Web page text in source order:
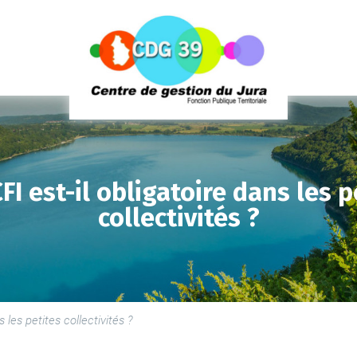
est-il obligatoire dans les
collectivités ?
les petites collectivités ?